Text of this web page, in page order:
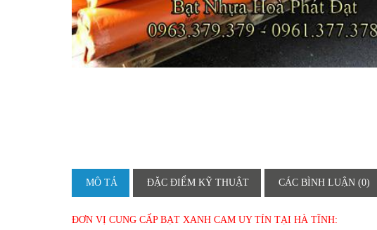
MÔ TẢ ĐẶC ĐIỂM KỸ THUẬT CÁC BÌNH LUẬN (0)
ĐƠN VỊ CUNG CẤP BẠT XANH CAM UY TÍN TẠI HÀ TĨNH: